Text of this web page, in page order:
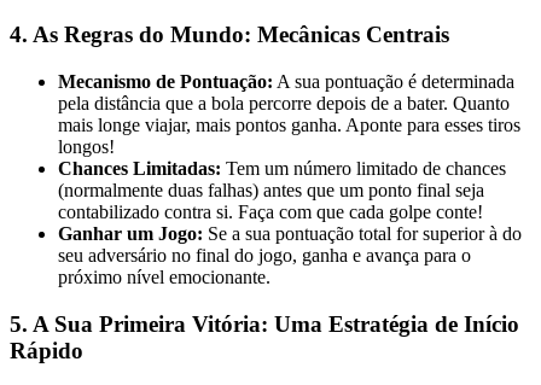
4. As Regras do Mundo: Mecânicas Centrais
Mecanismo de Pontuação: A sua pontuação é determinada
pela distância que a bola percorre depois de a bater. Quanto
mais longe viajar, mais pontos ganha. Aponte para esses tiros
longos!
Chances Limitadas: Tem um número limitado de chances
(normalmente duas falhas) antes que um ponto final seja
contabilizado contra si. Faça com que cada golpe conte!
Ganhar um Jogo: Se a sua pontuação total for superior à do
seu adversário no final do jogo, ganha e avança para o
próximo nível emocionante.
5. A Sua Primeira Vitória: Uma Estratégia de Início
Rápido